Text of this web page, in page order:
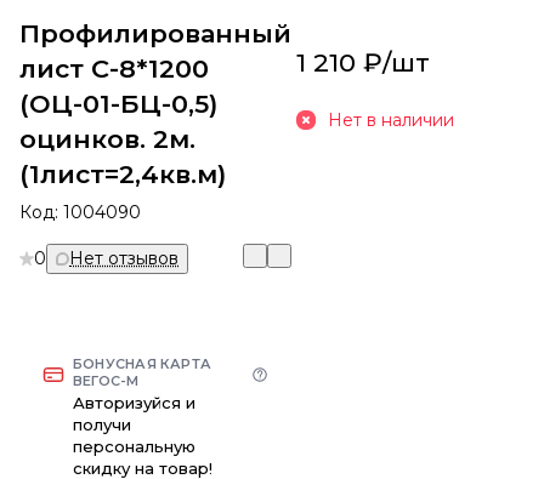
Профилированный
лист С-8*1200
(ОЦ-01-БЦ-0,5)
оцинков. 2м.
(1лист=2,4кв.м)
Код: 1004090
0 Нет отзывов
БОНУСНАЯ КАРТА
ВЕГОС-М
Авторизуйся и
получи
персональную
скидку на товар!
1 210 ₽/шт
Нет в наличии